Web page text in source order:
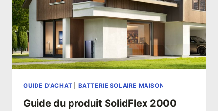
GUIDE D'ACHAT BATTERIE SOLAIRE MAISON
Guide du produit SolidFlex 2000